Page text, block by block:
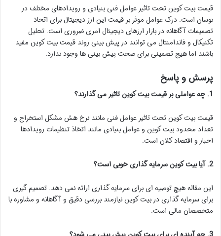
قیمت بیت کوین تحت تاثیر عوامل فنی بنیادی و رویدادهای مختلف در
نوسان است. درک عوامل موثر بر قیمت این ارز دیجیتال برای اتخاذ
تصمیمات آگاهانه در بازار ارزهای دیجیتال امری ضروری است. تحلیل
تکنیکال و فاندامنتال می توانند در پیش بینی روند قیمت بیت کوین مفید
باشند اما هیچ تضمینی برای صحت پیش بینی ها وجود ندارد.
پرسش و پاسخ
1. چه عواملی بر قیمت بیت کوین تاثیر می گذارند؟
قیمت بیت کوین تحت تاثیر عوامل فنی مانند نرخ هش مشکل استخراج و
تعداد محدود بیت کوین و عوامل بنیادی مانند اتخاذ تنظیمات رویدادها
اخبار و اقتصاد کلان است.
2. آیا بیت کوین سرمایه گذاری خوبی است؟
این مقاله هیچ توصیه ای برای سرمایه گذاری ارائه نمی دهد. تصمیم گیری
برای سرمایه گذاری در بیت کوین نیازمند بررسی دقیق و آگاهانه و مشاوره با
متخصصان مالی است.